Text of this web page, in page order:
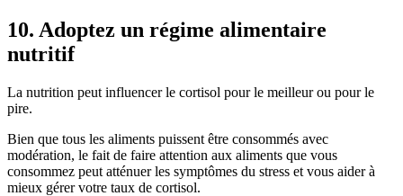
10. Adoptez un régime alimentaire
nutritif
La nutrition peut influencer le cortisol pour le meilleur ou pour le
pire.
Bien que tous les aliments puissent être consommés avec
modération, le fait de faire attention aux aliments que vous
consommez peut atténuer les symptômes du stress et vous aider à
mieux gérer votre taux de cortisol.